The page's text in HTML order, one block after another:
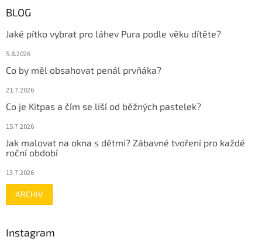
BLOG
Jaké pítko vybrat pro láhev Pura podle věku dítěte?
5.8.2026
Co by měl obsahovat penál prvňáka?
21.7.2026
Co je Kitpas a čím se liší od běžných pastelek?
15.7.2026
Jak malovat na okna s dětmi? Zábavné tvoření pro každé
roční období
13.7.2026
ARCHIV
Instagram